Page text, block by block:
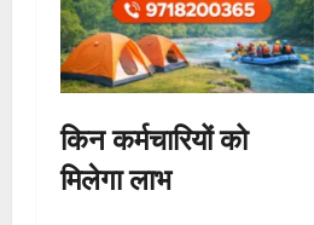
किन कर्मचारियों को
मिलेगा लाभ